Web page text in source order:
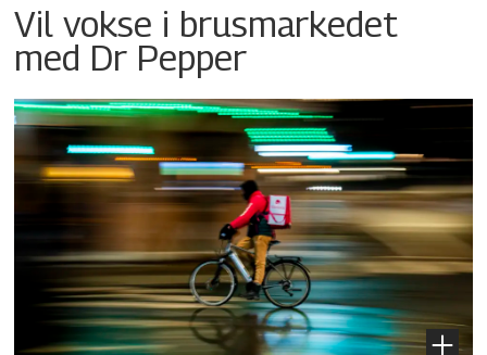
Vil vokse i brusmarkedet
med Dr Pepper